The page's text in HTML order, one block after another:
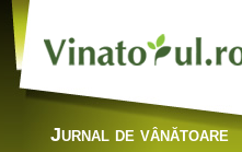
Jurnal de vânătoare